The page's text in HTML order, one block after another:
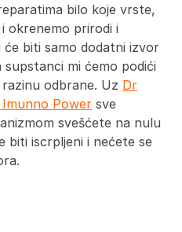
bilo koje vrste,
okrenemo prirodi i
biti samo dodatni izvor
mi ćemo podići
odbrane. Uz Dr
Power sve
svešćete na nulu
biti iscrpljeni i nećete se